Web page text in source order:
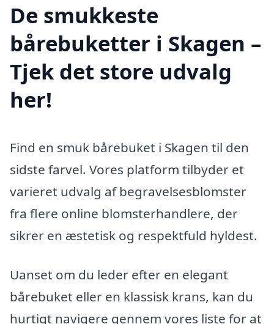
De smukkeste
bårebuketter i Skagen –
Tjek det store udvalg
her!
Find en smuk bårebuket i Skagen til den
sidste farvel. Vores platform tilbyder et
varieret udvalg af begravelsesblomster
fra flere online blomsterhandlere, der
sikrer en æstetisk og respektfuld hyldest.
Uanset om du leder efter en elegant
bårebuket eller en klassisk krans, kan du
hurtigt navigere gennem vores liste for at